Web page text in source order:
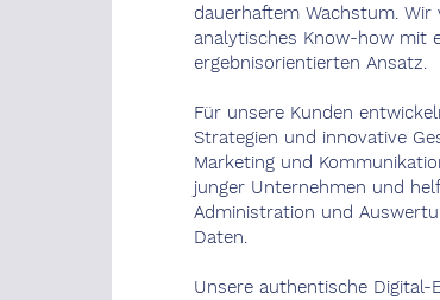
dauerhaftem Wachstum.
analytisches Know-how mit
ergebnisorientierten Ansatz.
Für unsere Kunden
Strategien und innovative
Marketing und
junger Unternehmen und
Administration und
Daten.
Unsere authentische